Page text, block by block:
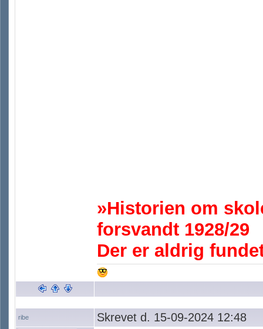
»Historien om
forsvandt 1928/29
Der er aldrig
ribe Skrevet d. 15-09-2024 12:48